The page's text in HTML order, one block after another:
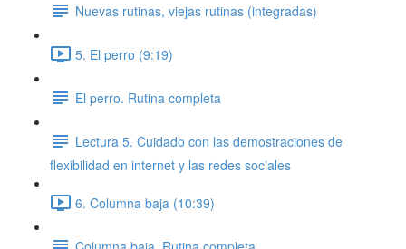
Nuevas rutinas, viejas rutinas (integradas)
5. El perro (9:19)
El perro. Rutina completa
Lectura 5. Cuidado con las demostraciones de
flexibilidad en internet y las redes sociales
6. Columna baja (10:39)